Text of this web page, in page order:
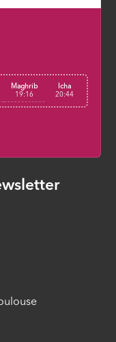
Maghrib
19:16
Icha
20:44